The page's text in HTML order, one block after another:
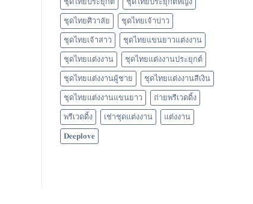
ชุดไทยศิวาลัย ชุดไทยเจ้าบ่าว
ชุดไทยเจ้าสาว ชุดไทยแขนยาวแต่งงาน
ชุดไทยแต่งงาน ชุดไทยแต่งงานประยุกต์
ชุดไทยแต่งงานผู้ชาย ชุดไทยแต่งงานสีเงิน
ชุดไทยแต่งงานแขนยาว ถ่ายพรีเวดดิ้ง
พรีเวดดิ้ง เช่าชุดแต่งงาน แต่งงาน
𝐃𝐞𝐞𝐩𝐥𝐨𝐯𝐞